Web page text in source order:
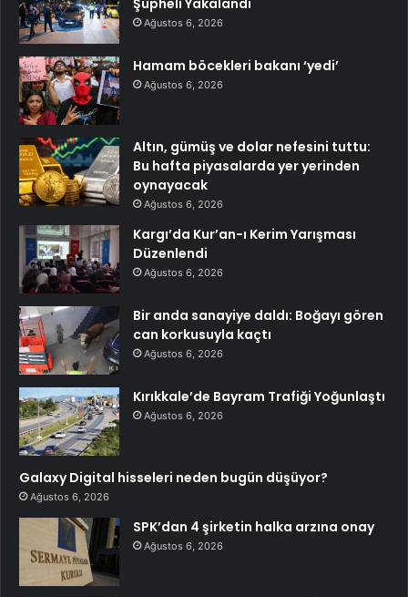
Ağustos 6, 2026
Hamam böcekleri bakanı ‘yedi’
Ağustos 6, 2026
Altın, gümüş ve dolar nefesini tuttu:
Bu hafta piyasalarda yer yerinden
oynayacak
Ağustos 6, 2026
Kargı’da Kur’an-ı Kerim Yarışması
Düzenlendi
Ağustos 6, 2026
Bir anda sanayiye daldı: Boğayı gören
can korkusuyla kaçtı
Ağustos 6, 2026
Kırıkkale’de Bayram Trafiği Yoğunlaştı
Ağustos 6, 2026
Galaxy Digital hisseleri neden bugün düşüyor?
Ağustos 6, 2026
SPK’dan 4 şirketin halka arzına onay
Ağustos 6, 2026